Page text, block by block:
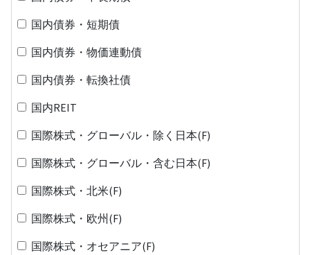
国内債券・短期債
国内債券・物価連動債
国内債券・転換社債
国内REIT
国際株式・グローバル・除く日本(F)
国際株式・グローバル・含む日本(F)
国際株式・北米(F)
国際株式・欧州(F)
国際株式・オセアニア(F)